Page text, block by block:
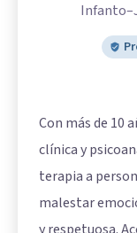
Con más de 10
clínica y
terapia a
malestar